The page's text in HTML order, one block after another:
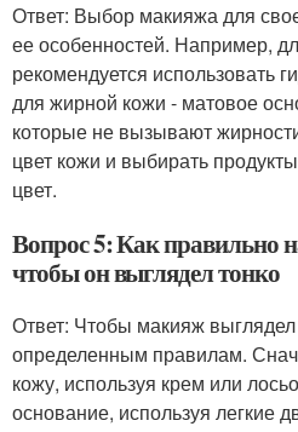
Ответ: Выбор макияжа для
ее особенностей. Например,
рекомендуется использовать
для жирной кожи - матовое
которые не вызывают
цвет кожи и выбирать
цвет.
Вопрос 5: Как правильно
чтобы он выглядел тонко
Ответ: Чтобы макияж
определенным правилам.
кожу, используя крем или
основание, используя легкие